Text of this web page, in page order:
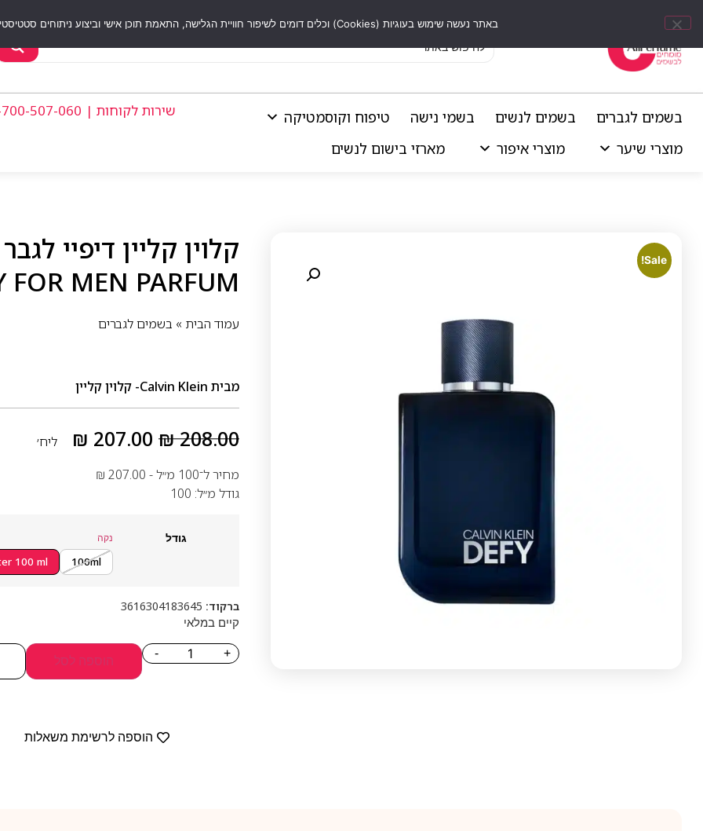
בשמים לגברים בשמים לנשים בשמי נישה
טיפוח וקוסמטיקה
מוצרי שיער
מוצרי איפור מארזי בישום לנשים
שירות לקוחות | 1-700-507-060
Sale!
FOR MEN PARFUM
עמוד הבית » בשמים לגברים
מבית Calvin Klein- קלוין קליין
₪208.00
₪ 207.00
ליח׳
מחיר ל־100 מ״ל -
₪ 207.00
גודל מ״ל: 100
גודל נקה
100ml
100 ml
ברקוד: 3616304183645
קיים במלאי
- +
הוספה לסל
הוספה לרשימת משאלות
באתר נעשה שימוש בעוגיות (Cookies) וכלים דומים לשיפור חוויית הגלישה, התאמת תוכן אישי וביצוע ניתוחים סטטיסטיים.